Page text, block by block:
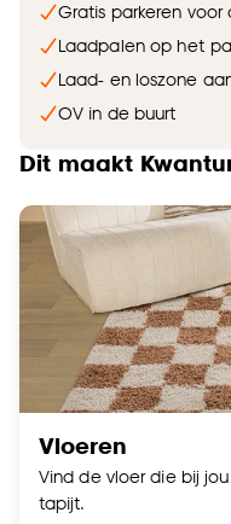
Gratis parkeren voor
Laadpalen op het
Laad- en loszone
OV in de buurt
Dit maakt
Vloeren
Vind de vloer die bij
tapijt.